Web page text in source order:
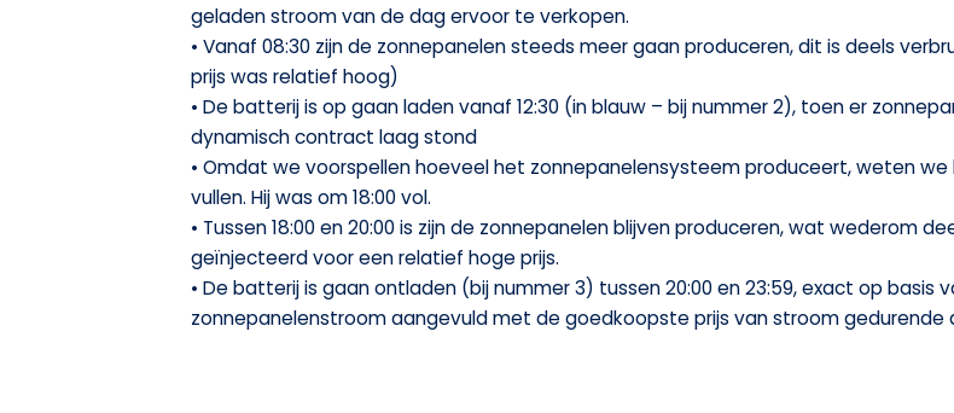
geladen stroom van de dag ervoor te verkopen.
• Vanaf 08:30 zijn de zonnepanelen steeds meer gaan produceren, dit is deels
prijs was relatief hoog)
• De batterij is op gaan laden vanaf 12:30 (in blauw – bij nummer 2), toen er
dynamisch contract laag stond
• Omdat we voorspellen hoeveel het zonnepanelensysteem produceert, weten
vullen. Hij was om 18:00 vol.
• Tussen 18:00 en 20:00 is zijn de zonnepanelen blijven produceren, wat wederom
geïnjecteerd voor een relatief hoge prijs.
• De batterij is gaan ontladen (bij nummer 3) tussen 20:00 en 23:59, exact op basis
zonnepanelenstroom aangevuld met de goedkoopste prijs van stroom gedurende